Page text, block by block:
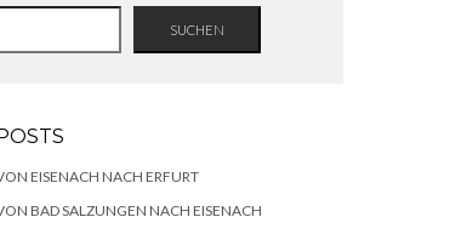
SUCHEN
EISENACH NACH ERFURT
BAD SALZUNGEN NACH EISENACH